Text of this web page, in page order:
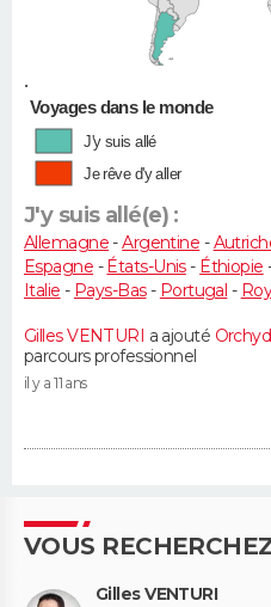
•
Voyages dans le monde
J'y suis allé
Je rêve d'y aller
J'y suis allé(e) :
Allemagne-Argentine -
Espagne -États-Unis- Éthiopie
Italie - Pays-Bas- Portugal -
Gilles VENTURI a ajouté
parcours professionnel
il y a 11 ans
VOUS
Gilles VENTURI